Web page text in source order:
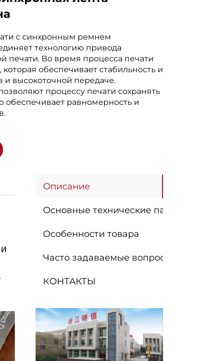
с синхронным ремнем
технологию привода
печати. Во время процесса печати
обеспечивает стабильность и
и высокоточной передаче.
процессу печати сохранять
обеспечивает равномерность и
Описание
Основные технические параметры
Особенности товара
Часто задаваемые вопросы
КОНТАКТЫ